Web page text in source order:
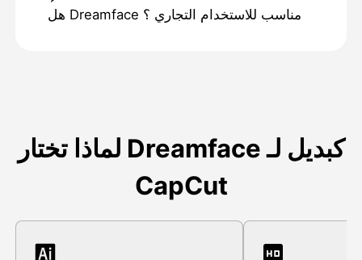
هل Dreamface مناسب للاستخدام التجاري ؟
لماذا تختار Dreamface كبديل لـ
CapCut